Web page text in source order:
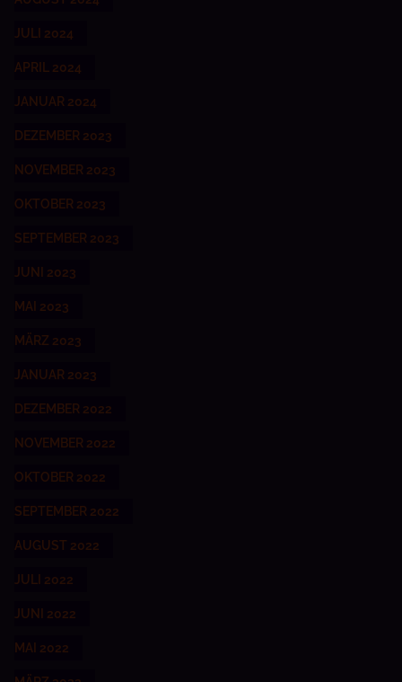
JULI 2024
APRIL 2024
JANUAR 2024
DEZEMBER 2023
NOVEMBER 2023
OKTOBER 2023
SEPTEMBER 2023
JUNI 2023
MAI 2023
MÄRZ 2023
JANUAR 2023
DEZEMBER 2022
NOVEMBER 2022
OKTOBER 2022
SEPTEMBER 2022
AUGUST 2022
JULI 2022
JUNI 2022
MAI 2022